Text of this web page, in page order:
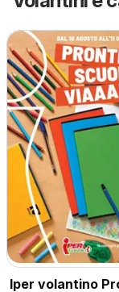
Iper volantino